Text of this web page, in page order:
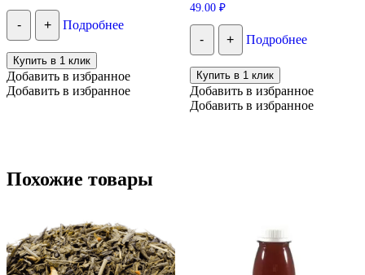
- + Подробнее
Купить в 1 клик
Добавить в избранное
Добавить в избранное
49.00 ₽
- + Подробнее
Купить в 1 клик
Добавить в избранное
Добавить в избранное
Похожие товары